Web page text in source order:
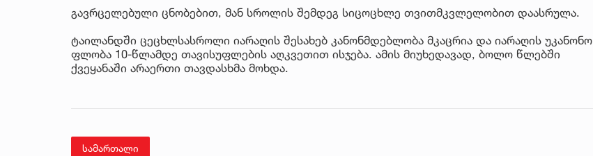
გავრცელებული ცნობებით, მან სროლის შემდეგ სიცოცხლე თვითმკვლელობით დაასრულა.
ტაილანდში ცეცხლსასროლი იარაღის შესახებ კანონმდებლობა მკაცრია და იარაღის უკანონო
ფლობა 10-წლამდე თავისუფლების აღკვეთით ისჯება. ამის მიუხედავად, ბოლო წლებში
ქვეყანაში არაერთი თავდასხმა მოხდა.
სამართალი